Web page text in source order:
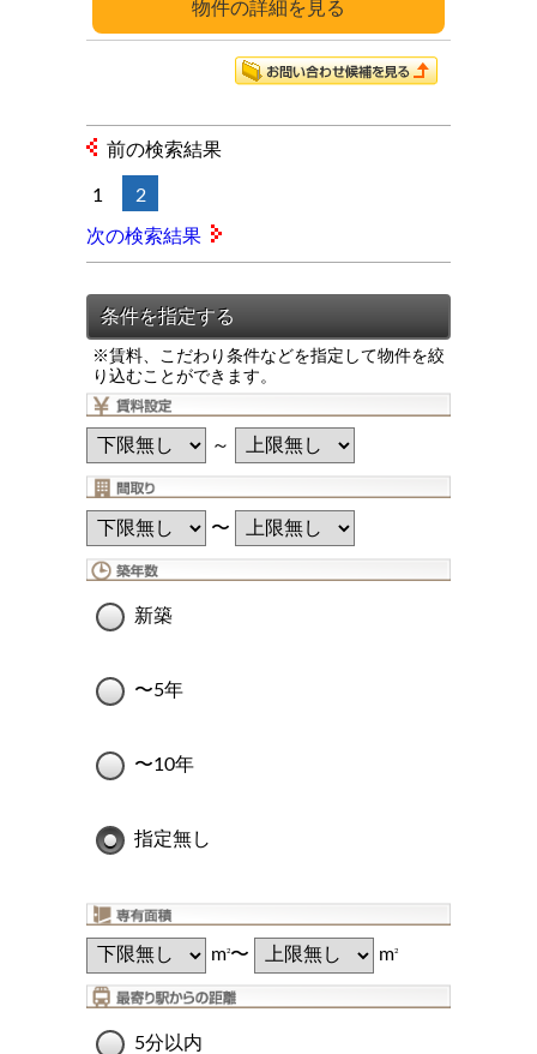
※賃料、こだわり条件などを指定して物件を絞
り込むことができます。
～
〜
新築
〜5年
〜10年
指定無し
m2〜 m2
5分以内
詳細
前の検索結果
1 2
次の検索結果